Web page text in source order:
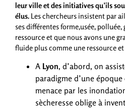
leur ville et des initiatives qu’ils
élus. Les chercheurs insistent par
ses différentes forme,usée,
ressource et que nous avons une
fluide plus comme une ressource
A Lyon, d’abord, on
paradigme d’une
menace par les
sècheresse oblige à